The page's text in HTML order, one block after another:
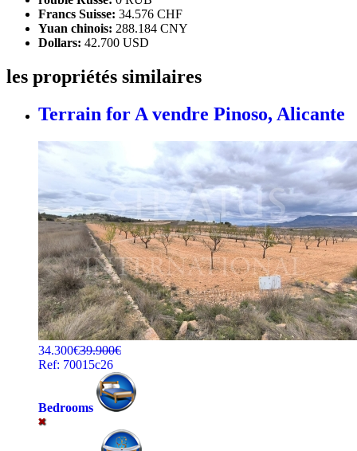
Francs Suisse: 34.576 CHF
Yuan chinois: 288.184 CNY
Dollars: 42.700 USD
les propriétés similaires
Terrain for A vendre Pinoso, Alicante
34.300€39.900€
Ref: 70015c26
Bedrooms